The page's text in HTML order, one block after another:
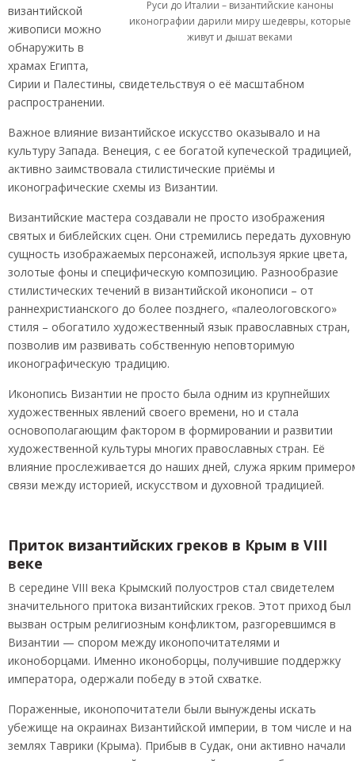
Руси до Италии – византийские каноны
иконографии дарили миру шедевры, которые
живут и дышат веками
византийской
живописи можно
обнаружить в
храмах Египта,
Сирии и Палестины, свидетельствуя о её масштабном
распространении.
Важное влияние византийское искусство оказывало и на
культуру Запада. Венеция, с ее богатой купеческой традицией,
активно заимствовала стилистические приёмы и
иконографические схемы из Византии.
Византийские мастера создавали не просто изображения
святых и библейских сцен. Они стремились передать духовную
сущность изображаемых персонажей, используя яркие цвета,
золотые фоны и специфическую композицию. Разнообразие
стилистических течений в византийской иконописи – от
раннехристианского до более позднего, «палеологовского»
стиля – обогатило художественный язык православных стран,
позволив им развивать собственную неповторимую
иконографическую традицию.
Иконопись Византии не просто была одним из крупнейших
художественных явлений своего времени, но и стала
основополагающим фактором в формировании и развитии
художественной культуры многих православных стран. Её
влияние прослеживается до наших дней, служа ярким
связи между историей, искусством и духовной традицией.
Приток византийских греков в Крым в VIII
веке
В середине VIII века Крымский полуостров стал свидетелем
значительного притока византийских греков. Этот приход был
вызван острым религиозным конфликтом, разгоревшимся в
Византии — спором между иконопочитателями и
иконоборцами. Именно иконоборцы, получившие поддержку
императора, одержали победу в этой схватке.
Пораженные, иконопочитатели были вынуждены искать
убежище на окраинах Византийской империи, в том числе и на
землях Таврики (Крыма). Прибыв в Судак, они активно начали